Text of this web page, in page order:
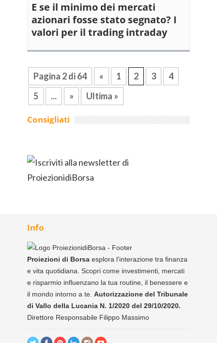
E se il minimo dei mercati
azionari fosse stato segnato? I
valori per il trading intraday
Pagina 2 di 64 « 1 2 3
4
5
... » Ultima »
Consigliati
Info
Proiezioni di Borsa esplora l'interazione tra finanza
e vita quotidiana. Scopri come investimenti, mercati
e risparmio influenzano la tua routine, il benessere e
il mondo intorno a te. Autorizzazione del Tribunale
di Vallo della Lucania N. 1/2020 del 29/10/2020.
Direttore Responsabile Filippo Massimo